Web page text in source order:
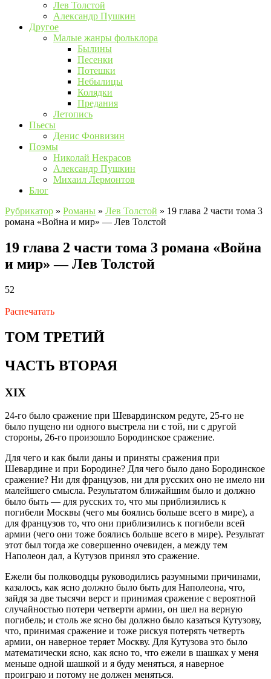
Лев Толстой
Александр Пушкин
Другое
Малые жанры фольклора
Былины
Песенки
Потешки
Небылицы
Колядки
Предания
Летопись
Пьесы
Денис Фонвизин
Поэмы
Николай Некрасов
Александр Пушкин
Михаил Лермонтов
Блог
Рубрикатор » Романы » Лев Толстой » 19 глава 2 части тома 3
романа «Война и мир» — Лев Толстой
19 глава 2 части тома 3 романа «Война
и мир» — Лев Толстой
52
Распечатать
ТОМ ТРЕТИЙ
ЧАСТЬ ВТОРАЯ
XIX
24-го было сражение при Шевардинском редуте, 25-го не
было пущено ни одного выстрела ни с той, ни с другой
стороны, 26-го произошло Бородинское сражение.
Для чего и как были даны и приняты сражения при
Шевардине и при Бородине? Для чего было дано Бородинское
сражение? Ни для французов, ни для русских оно не имело ни
малейшего смысла. Результатом ближайшим было и должно
было быть — для русских то, что мы приблизились к
погибели Москвы (чего мы боялись больше всего в мире), а
для французов то, что они приблизились к погибели всей
армии (чего они тоже боялись больше всего в мире). Результат
этот был тогда же совершенно очевиден, а между тем
Наполеон дал, а Кутузов принял это сражение.
Ежели бы полководцы руководились разумными причинами,
казалось, как ясно должно было быть для Наполеона, что,
зайдя за две тысячи верст и принимая сражение с вероятной
случайностью потери четверти армии, он шел на верную
погибель; и столь же ясно бы должно было казаться Кутузову,
что, принимая сражение и тоже рискуя потерять четверть
армии, он наверное теряет Москву. Для Кутузова это было
математически ясно, как ясно то, что ежели в шашках у меня
меньше одной шашкой и я буду меняться, я наверное
проиграю и потому не должен меняться.